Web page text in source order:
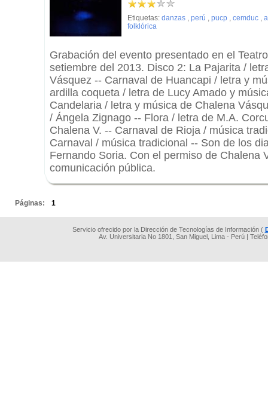
Etiquetas: danzas , perú , pucp , cemduc ,
folklórica
Grabación del evento presentado en el
setiembre del 2013. Disco 2: La Pajarita /
Vásquez -- Carnaval de Huancapi / letra y
ardilla coqueta / letra de Lucy Amado y
Candelaria / letra y música de Chalena
/ Ángela Zignago -- Flora / letra de M.A.
Chalena V. -- Carnaval de Rioja / música
Carnaval / música tradicional -- Son de los
Fernando Soria. Con el permiso de Chalena
comunicación pública.
Páginas: 1
Servicio ofrecido por la Dirección de Tecnologías de Información (
Av. Universitaria No 1801, San Miguel, Lima - Perú |